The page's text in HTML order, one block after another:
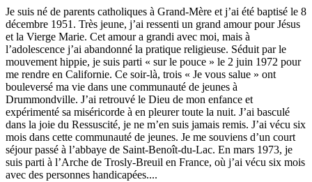
Je suis né de parents catholiques à Grand-Mère et j’ai été baptisé le 8
décembre 1951. Très jeune, j’ai ressenti un grand amour pour Jésus
et la Vierge Marie. Cet amour a grandi avec moi, mais à
l’adolescence j’ai abandonné la pratique religieuse. Séduit par le
mouvement hippie, je suis parti « sur le pouce » le 2 juin 1972 pour
me rendre en Californie. Ce soir-là, trois « Je vous salue » ont
bouleversé ma vie dans une communauté de jeunes à
Drummondville. J’ai retrouvé le Dieu de mon enfance et
expérimenté sa miséricorde à en pleurer toute la nuit. J’ai basculé
dans la joie du Ressuscité, je ne m’en suis jamais remis. J’ai vécu six
mois dans cette communauté de jeunes. Je me souviens d’un court
séjour passé à l’abbaye de Saint-Benoît-du-Lac. En mars 1973, je
suis parti à l’Arche de Trosly-Breuil en France, où j’ai vécu six mois
avec des personnes handicapées....